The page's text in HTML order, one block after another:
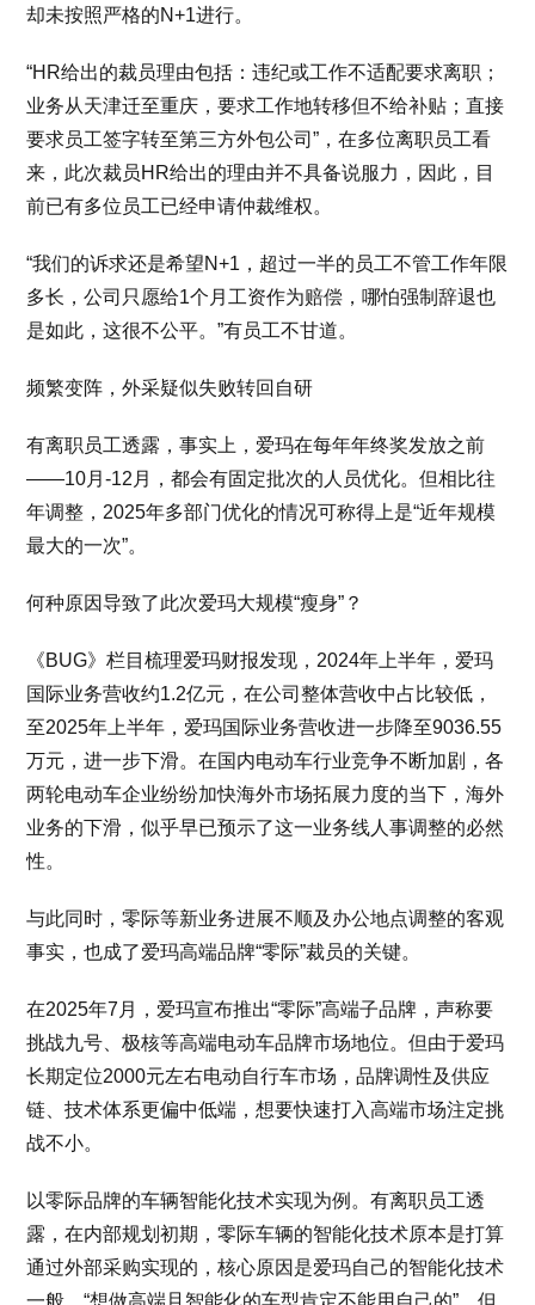
却未按照严格的N+1进行。
“HR给出的裁员理由包括：违纪或工作不适配要求离职；
业务从天津迁至重庆，要求工作地转移但不给补贴；直接
要求员工签字转至第三方外包公司”，在多位离职员工看
来，此次裁员HR给出的理由并不具备说服力，因此，目
前已有多位员工已经申请仲裁维权。
“我们的诉求还是希望N+1，超过一半的员工不管工作年限
多长，公司只愿给1个月工资作为赔偿，哪怕强制辞退也
是如此，这很不公平。”有员工不甘道。
频繁变阵，外采疑似失败转回自研
有离职员工透露，事实上，爱玛在每年年终奖发放之前
——10月-12月，都会有固定批次的人员优化。但相比往
年调整，2025年多部门优化的情况可称得上是“近年规模
最大的一次”。
何种原因导致了此次爱玛大规模“瘦身”？
《BUG》栏目梳理爱玛财报发现，2024年上半年，爱玛
国际业务营收约1.2亿元，在公司整体营收中占比较低，
至2025年上半年，爱玛国际业务营收进一步降至9036.55
万元，进一步下滑。在国内电动车行业竞争不断加剧，各
两轮电动车企业纷纷加快海外市场拓展力度的当下，海外
业务的下滑，似乎早已预示了这一业务线人事调整的必然
性。
与此同时，零际等新业务进展不顺及办公地点调整的客观
事实，也成了爱玛高端品牌“零际”裁员的关键。
在2025年7月，爱玛宣布推出“零际”高端子品牌，声称要
挑战九号、极核等高端电动车品牌市场地位。但由于爱玛
长期定位2000元左右电动自行车市场，品牌调性及供应
链、技术体系更偏中低端，想要快速打入高端市场注定挑
战不小。
以零际品牌的车辆智能化技术实现为例。有离职员工透
露，在内部规划初期，零际车辆的智能化技术原本是打算
通过外部采购实现的，核心原因是爱玛自己的智能化技术
一般，“想做高端且智能化的车型肯定不能用自己的”，但